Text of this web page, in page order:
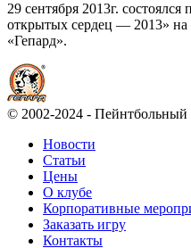
29 сентября 2013г.
открытых сердец — 2013»
«Гепард».
© 2002-2024 - Пейнтбольный
Новости
Статьи
Цены
О клубе
Корпоративные
Заказать игру
Контакты